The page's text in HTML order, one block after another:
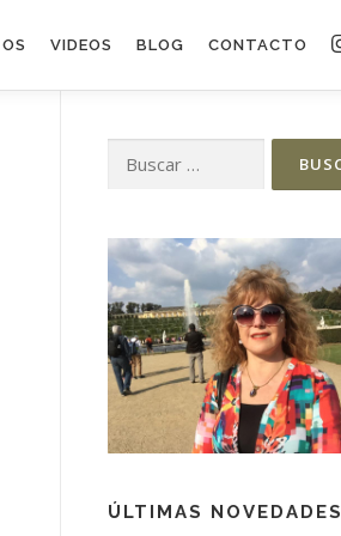
VIDEOS BLOG CONTACTO
ÚLTIMAS NOVEDADES